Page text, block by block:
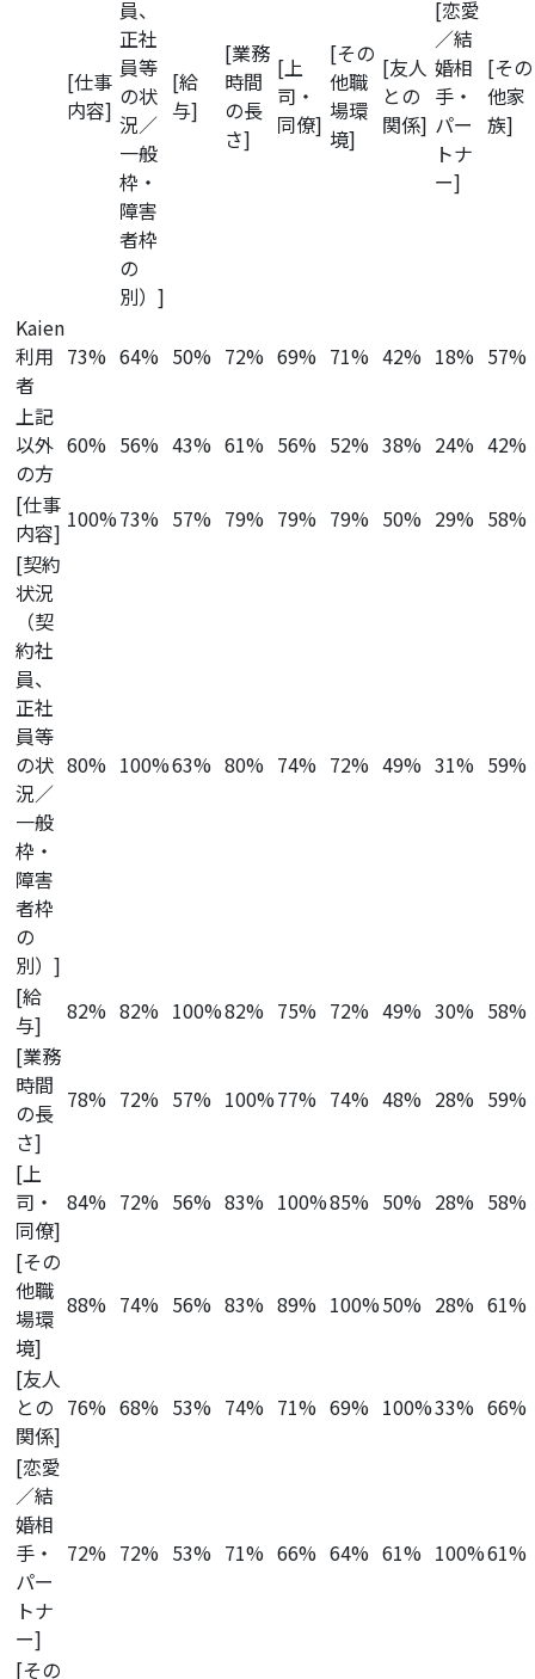
[仕事
内容]
員、
正社
員等
の状
況／
一般
枠・
障害
者枠
の
別）]
[給
与]
[業務
時間
の長
さ]
[上
司・
同僚]
[その
他職
場環
境]
[友人
との
関係]
[恋愛
／結
婚相
手・
パー
トナ
ー]
[その
他家
族]
Kaien
利用
者
73% 64% 50% 72% 69% 71% 42% 18% 57%
上記
以外
の方
60% 56% 43% 61% 56% 52% 38% 24% 42%
[仕事
内容] 100%73% 57% 79% 79% 79% 50% 29% 58%
[契約
状況
（契
約社
員、
正社
員等
の状
況／
一般
枠・
障害
者枠
の
別）]
80% 100%63% 80% 74% 72% 49% 31% 59%
[給
与]
82% 82% 100%82% 75% 72% 49% 30% 58%
[業務
時間
の長
さ]
78% 72% 57% 100%77% 74% 48% 28% 59%
[上
司・
同僚]
84% 72% 56% 83% 100%85% 50% 28% 58%
[その
他職
場環
境]
88% 74% 56% 83% 89% 100%50% 28% 61%
[友人
との
関係]
76% 68% 53% 74% 71% 69% 100%33% 66%
[恋愛
／結
婚相
手・
パー
トナ
ー]
72% 72% 53% 71% 66% 64% 61% 100%61%
[その